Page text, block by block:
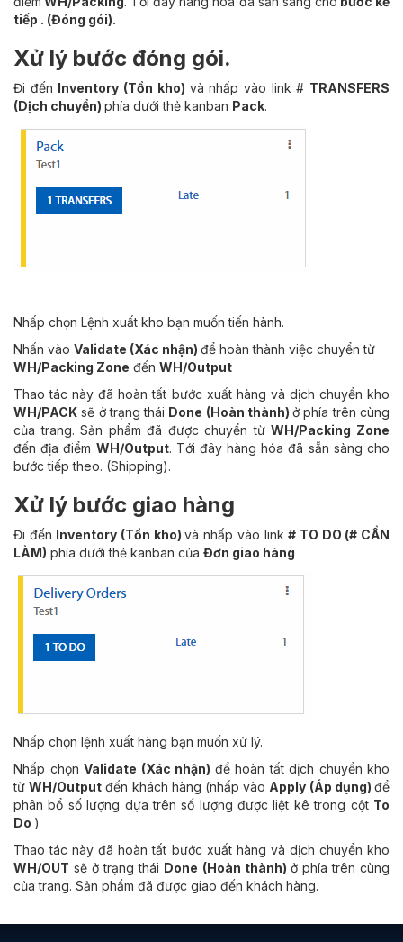
tiếp . (Đóng gói).
Xử lý bước đóng gói.
Đi đến Inventory (Tồn kho) và nhấp vào link # TRANSFERS
(Dịch chuyển) phía dưới thẻ kanban Pack.
Nhấp chọn Lệnh xuất kho bạn muốn tiến hành.
Nhấn vào Validate (Xác nhận) để hoàn thành việc chuyển từ
WH/Packing Zone đến WH/Output
Thao tác này đã hoàn tất bước xuất hàng và dịch chuyển kho
WH/PACK sẽ ở trạng thái Done (Hoàn thành)ở phía trên cùng
của trang. Sản phẩm đã được chuyển từWH/Packing Zone
đến địa điểm WH/Output. Tới đây hàng hóa đã sẵn sàng cho
bước tiếp theo. (Shipping).
Xử lý bước giao hàng
Đi đến Inventory (Tồn kho)và nhấp vào link# TO DO (# CẦN
LÀM) phía dưới thẻ kanban của Đơn giao hàng
Nhấp chọn lệnh xuất hàng bạn muốn xử lý.
Nhấp chọn Validate (Xác nhận) để hoàn tất dịch chuyển kho
từWH/Output đến khách hàng (nhấp vào Apply (Áp dụng)để
phân bổ số lượng dựa trên số lượng được liệt kê trong cột To
Do )
Thao tác này đã hoàn tất bước xuất hàng và dịch chuyển kho
WH/OUT sẽ ở trạng thái Done (Hoàn thành) ở phía trên cùng
của trang. Sản phẩm đã được giao đến khách hàng.